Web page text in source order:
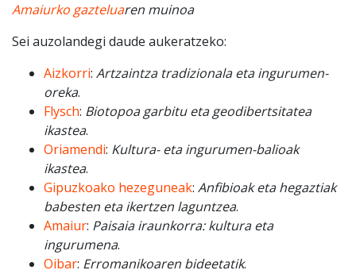
Amaiurko gazteluaren muinoa
Sei auzolandegi daude aukeratzeko:
Aizkorri: Artzaintza tradizionala eta ingurumen-
oreka.
Flysch: Biotopoa garbitu eta geodibertsitatea
ikastea.
Oriamendi: Kultura- eta ingurumen-balioak
ikastea.
Gipuzkoako hezeguneak: Anfibioak eta hegaztiak
babesten eta ikertzen laguntzea.
Amaiur: Paisaia iraunkorra: kultura eta
ingurumena.
Oibar: Erromanikoaren bideetatik.